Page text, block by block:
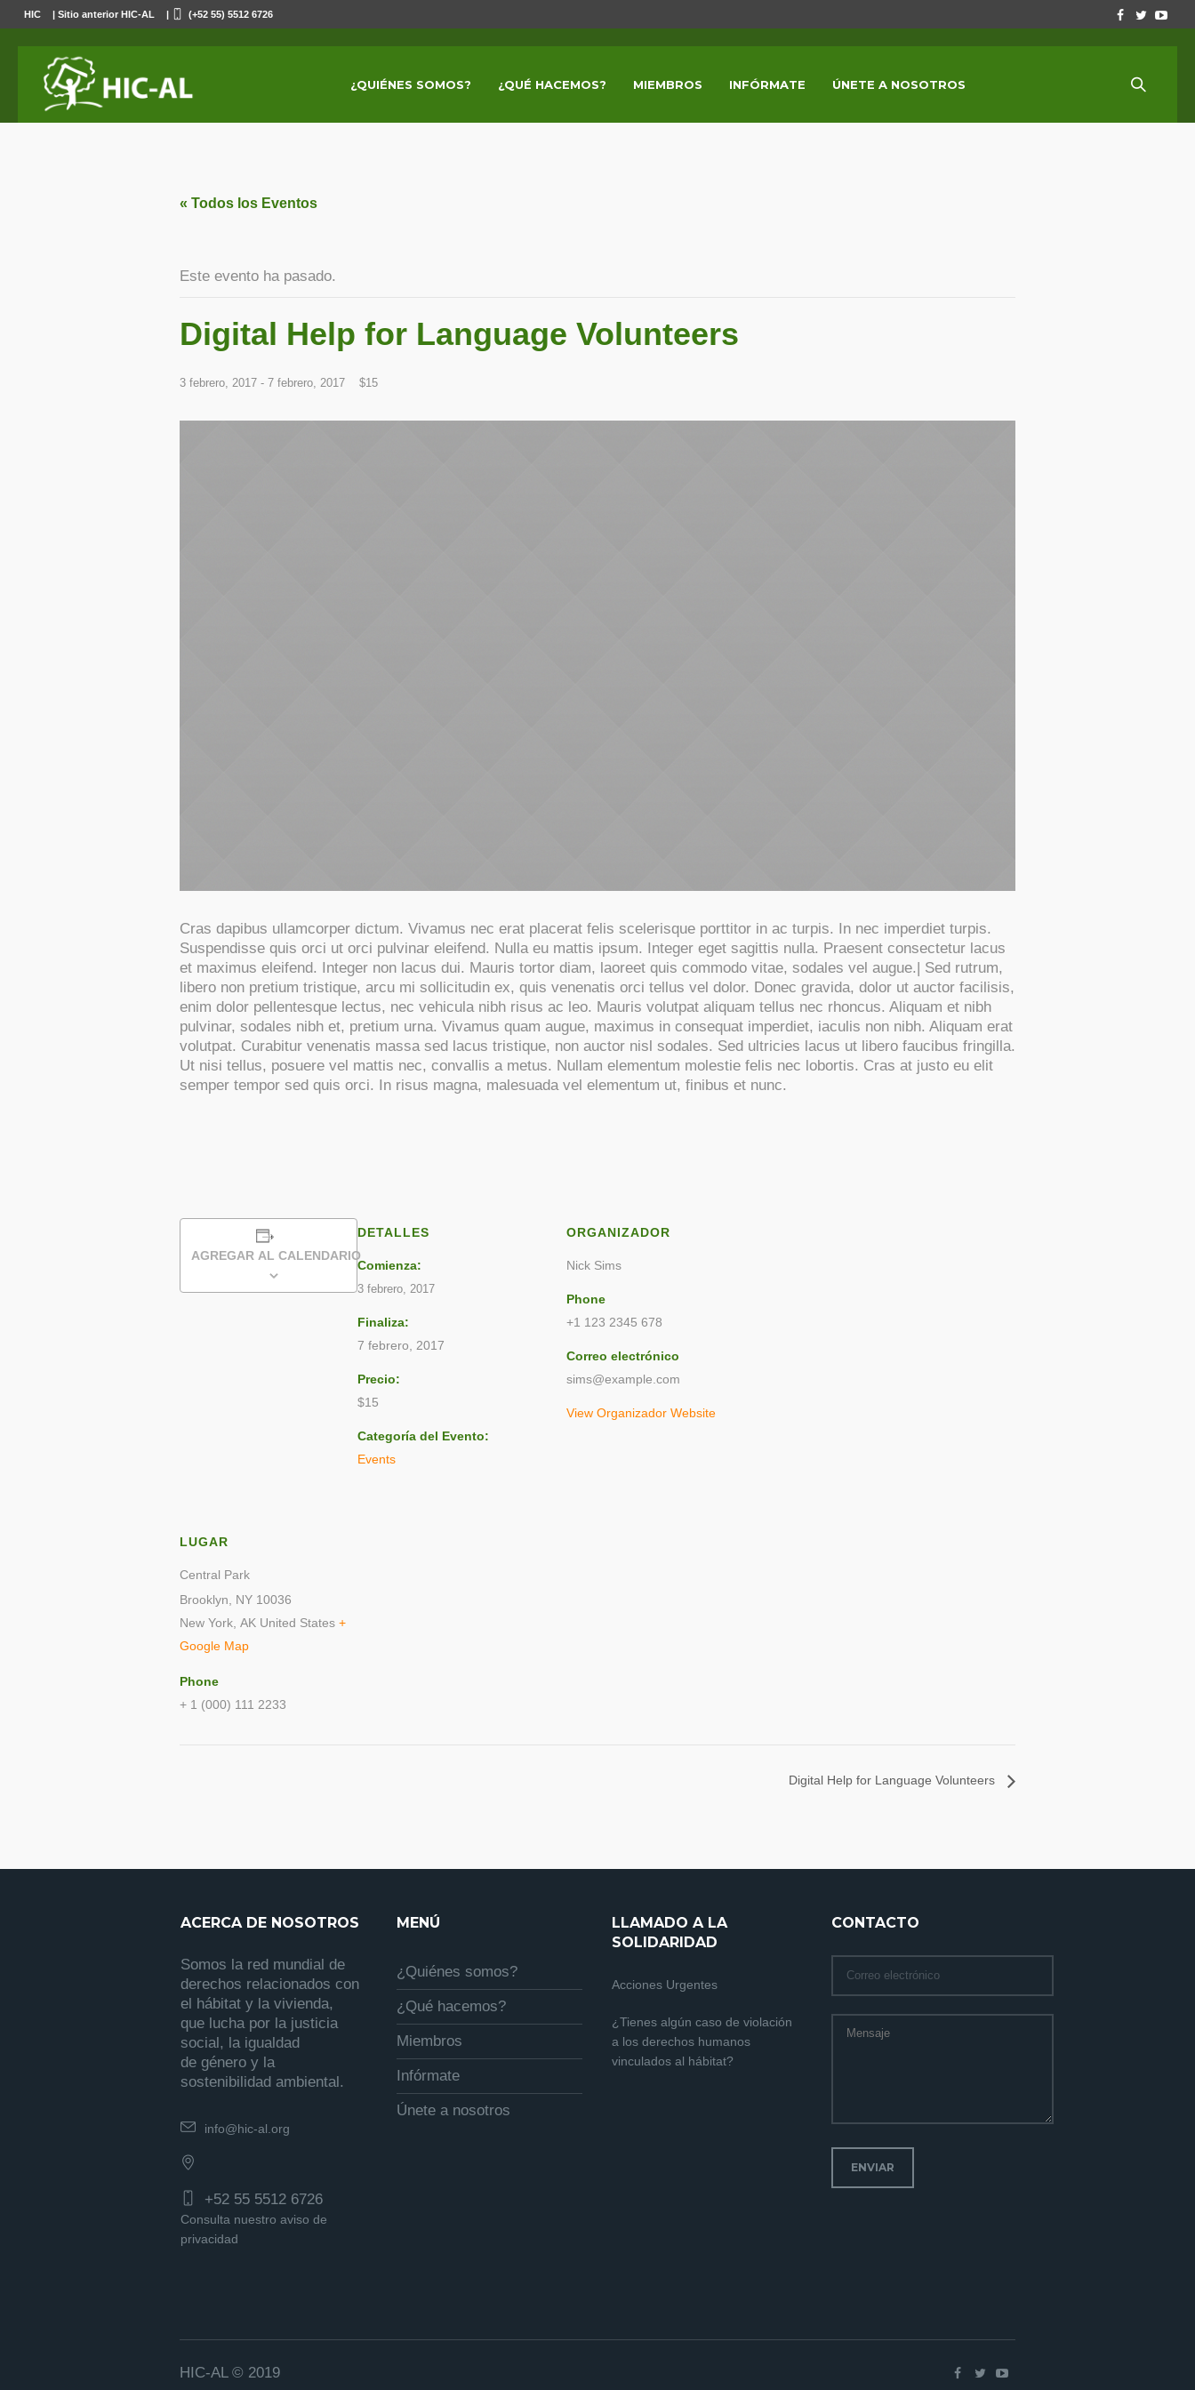
HIC | Sitio anterior HIC-AL | (+52 55) 5512 6726
¿QUIÉNES SOMOS? ¿QUÉ HACEMOS? MIEMBROS INFÓRMATE ÚNETE A NOSOTROS
« Todos los Eventos
Este evento ha pasado.
Digital Help for Language Volunteers
3 febrero, 2017 - 7 febrero, 2017 $15
Cras dapibus ullamcorper dictum. Vivamus nec erat placerat felis scelerisque porttitor in ac turpis. In nec imperdiet turpis.
Suspendisse quis orci ut orci pulvinar eleifend. Nulla eu mattis ipsum. Integer eget sagittis nulla. Praesent consectetur lacus
et maximus eleifend. Integer non lacus dui. Mauris tortor diam, laoreet quis commodo vitae, sodales vel augue.| Sed rutrum,
libero non pretium tristique, arcu mi sollicitudin ex, quis venenatis orci tellus vel dolor. Donec gravida, dolor ut auctor facilisis,
enim dolor pellentesque lectus, nec vehicula nibh risus ac leo. Mauris volutpat aliquam tellus nec rhoncus. Aliquam et nibh
pulvinar, sodales nibh et, pretium urna. Vivamus quam augue, maximus in consequat imperdiet, iaculis non nibh. Aliquam erat
volutpat. Curabitur venenatis massa sed lacus tristique, non auctor nisl sodales. Sed ultricies lacus ut libero faucibus fringilla.
Ut nisi tellus, posuere vel mattis nec, convallis a metus. Nullam elementum molestie felis nec lobortis. Cras at justo eu elit
semper tempor sed quis orci. In risus magna, malesuada vel elementum ut, finibus et nunc.
AGREGAR AL CALENDARIO
DETALLES
Comienza:
3 febrero, 2017
Finaliza:
7 febrero, 2017
Precio:
$15
Categoría del Evento:
Events
ORGANIZADOR
Nick Sims
Phone
+1 123 2345 678
Correo electrónico
sims@example.com
View Organizador Website
LUGAR
Central Park
Brooklyn, NY 10036
New York AK United States +
Google Map
Phone
+ 1 (000) 111 2233
Digital Help for Language Volunteers
ACERCA DE NOSOTROS
Somos la red mundial de
derechos relacionados con
el hábitat y la vivienda,
que lucha por la justicia
social, la igualdad
de género y la
sostenibilidad ambiental.
info@hic-al.org
+52 55 5512 6726
Consulta nuestro aviso de
privacidad
MENÚ
¿Quiénes somos?
¿Qué hacemos?
Miembros
Infórmate
Únete a nosotros
LLAMADO A LA
SOLIDARIDAD
Acciones Urgentes
¿Tienes algún caso de violación
a los derechos humanos
vinculados al hábitat?
CONTACTO
ENVIAR
HIC-AL © 2019